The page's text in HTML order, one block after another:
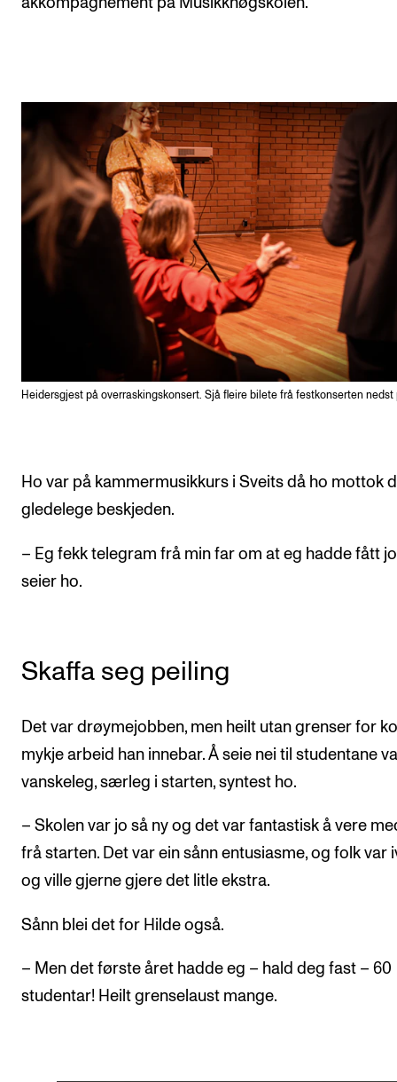
Heidersgjest på overraskingskonsert. Sjå fleire bilete frå festkonserten nedst
Ho var på kammermusikkurs i Sveits då ho mottok
gledelege beskjeden.
– Eg fekk telegram frå min far om at eg hadde fått
seier ho.
Skaffa seg peiling
Det var drøymejobben, men heilt utan grenser for
mykje arbeid han innebar. Å seie nei til studentane
vanskeleg, særleg i starten, syntest ho.
– Skolen var jo så ny og det var fantastisk å vere
frå starten. Det var ein sånn entusiasme, og folk var
og ville gjerne gjere det litle ekstra.
Sånn blei det for Hilde også.
– Men det første året hadde eg – hald deg fast – 60
studentar! Heilt grenselaust mange.